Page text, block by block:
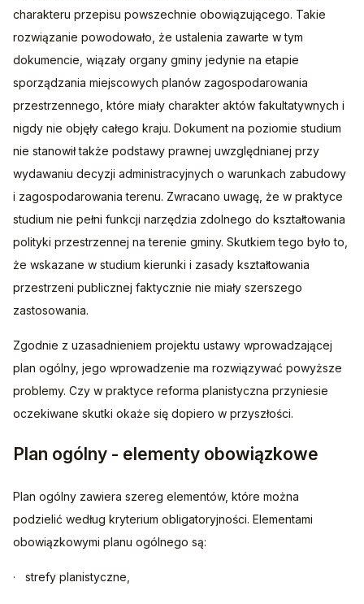
charakteru przepisu powszechnie obowiązującego. Takie
rozwiązanie powodowało, że ustalenia zawarte w tym
dokumencie, wiązały organy gminy jedynie na etapie
sporządzania miejscowych planów zagospodarowania
przestrzennego, które miały charakter aktów fakultatywnych i
nigdy nie objęły całego kraju. Dokument na poziomie studium
nie stanowił także podstawy prawnej uwzględnianej przy
wydawaniu decyzji administracyjnych o warunkach zabudowy
i zagospodarowania terenu. Zwracano uwagę, że w praktyce
studium nie pełni funkcji narzędzia zdolnego do kształtowania
polityki przestrzennej na terenie gminy. Skutkiem tego było to,
że wskazane w studium kierunki i zasady kształtowania
przestrzeni publicznej faktycznie nie miały szerszego
zastosowania.
Zgodnie z uzasadnieniem projektu ustawy wprowadzającej
plan ogólny, jego wprowadzenie ma rozwiązywać powyższe
problemy. Czy w praktyce reforma planistyczna przyniesie
oczekiwane skutki okaże się dopiero w przyszłości.
Plan ogólny - elementy obowiązkowe
Plan ogólny zawiera szereg elementów, które można
podzielić według kryterium obligatoryjności. Elementami
obowiązkowymi planu ogólnego są:
·   strefy planistyczne,